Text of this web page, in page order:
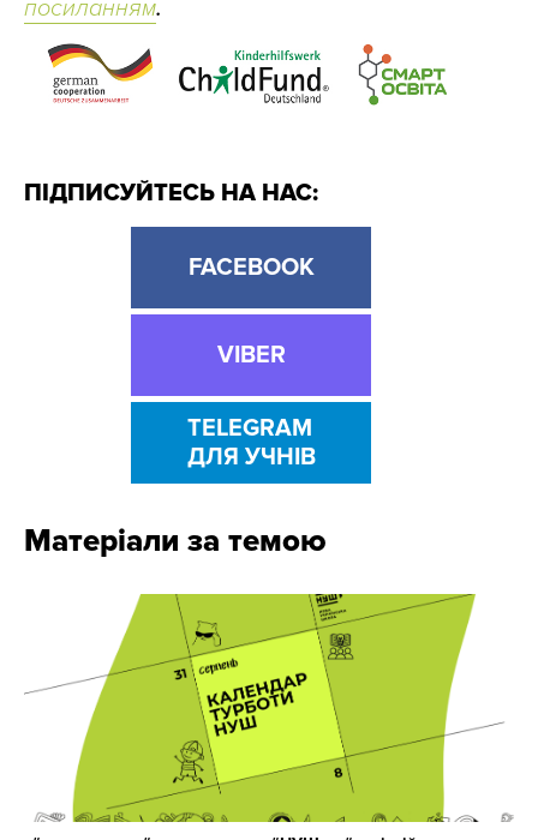
посиланням.
ПІДПИСУЙТЕСЬ НА НАС:
FACEBOOK
VIBER
TELEGRAM
ДЛЯ УЧНІВ
Матеріали за темою